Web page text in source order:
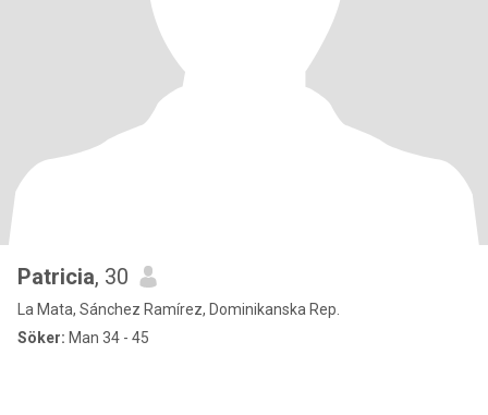
Patricia, 30
La Mata, Sánchez Ramírez, Dominikanska Rep.
Söker: Man 34 - 45